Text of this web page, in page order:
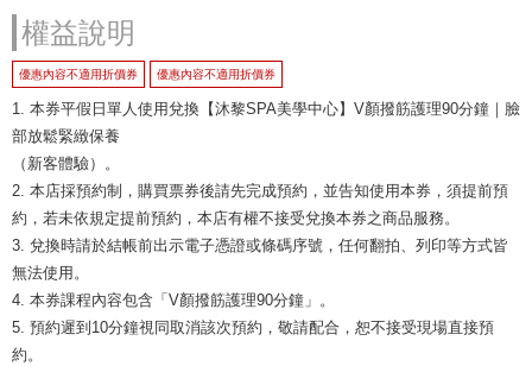
權益說明
優惠內容不適用折價券 優惠內容不適用折價券
1. 本券平假日單人使用兌換【沐黎SPA美學中心】V顏撥筋護理90分鐘｜臉
部放鬆緊緻保養
（新客體驗）。
2. 本店採預約制，購買票券後請先完成預約，並告知使用本券，須提前預
約，若未依規定提前預約，本店有權不接受兌換本券之商品服務。
3. 兌換時請於結帳前出示電子憑證或條碼序號，任何翻拍、列印等方式皆
無法使用。
4. 本券課程內容包含「V顏撥筋護理90分鐘」。
5. 預約遲到10分鐘視同取消該次預約，敬請配合，恕不接受現場直接預
約。